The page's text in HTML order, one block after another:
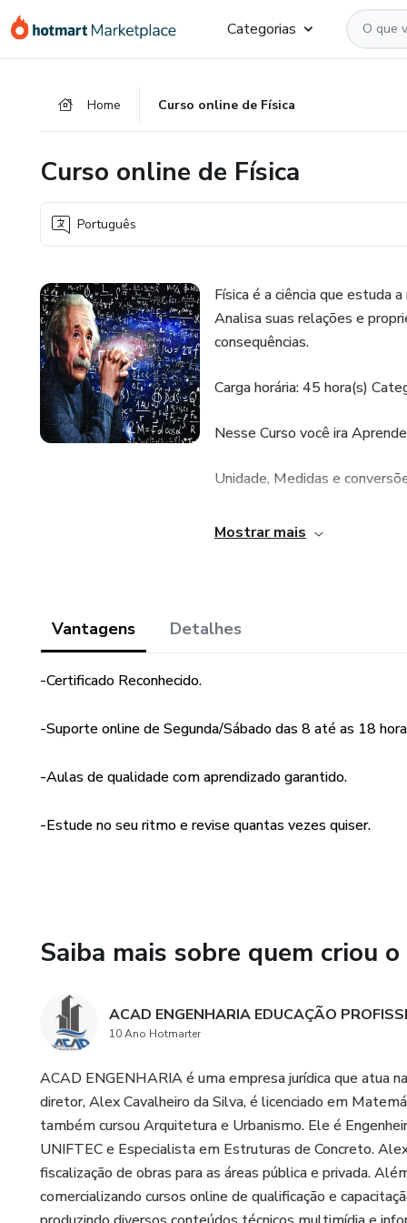
para
para
para
Categorias
Home Curso online de Física
Curso online de Física
Português
Física é a ciência que estuda
Analisa suas relações e
consequências.
Carga horária: 45 hora(s)
Nesse Curso você ira
Unidade, Medidas e
Ordem de grandeza
Equações da dilatação
Exercícios
Força Elétrica
Representação de campo
Determinando grandeza
Mostrar mais
Vantagens Detalhes
-Certificado Reconhecido.
-Suporte online de Segunda/Sábado das 8 até as 18
-Aulas de qualidade com aprendizado garantido.
-Estude no seu ritmo e revise quantas vezes quiser.
Saiba mais sobre quem criou
ACAD ENGENHARIA EDUCAÇÃO
10 Ano Hotmarter
ACAD ENGENHARIA é uma empresa jurídica que atua
diretor, Alex Cavalheiro da Silva, é licenciado em
também cursou Arquitetura e Urbanismo. Ele é
UNIFTEC e Especialista em Estruturas de Concreto.
fiscalização de obras para as áreas pública e privada.
comercializando cursos online de qualificação e